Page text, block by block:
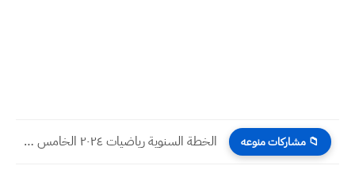
📁 مشاركات منوعه الخطة السنوية رياضيات ٢٠٢٤ الخامس العلمي